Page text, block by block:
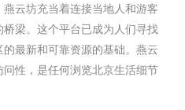
云坊充当着连接当地人和游客
梁。这个平台已成为人们寻找
最新和可靠资源的基础。燕云
性，是任何浏览北京生活细节